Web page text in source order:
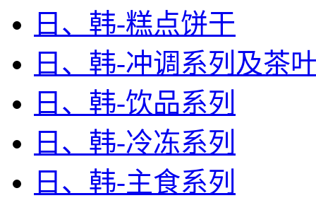
日、韩-糕点饼干
日、韩-冲调系列及茶
日、韩-饮品系列
日、韩-冷冻系列
日、韩-主食系列